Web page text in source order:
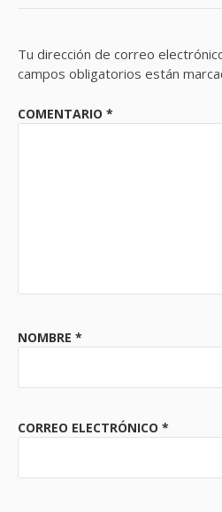
Tu dirección de correo
campos obligatorios están
COMENTARIO *
NOMBRE *
CORREO ELECTRÓNICO *